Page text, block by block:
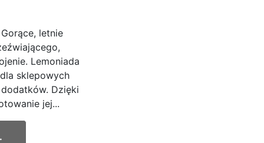
letnie
Lemoniada
sklepowych
Dzięki
jej...